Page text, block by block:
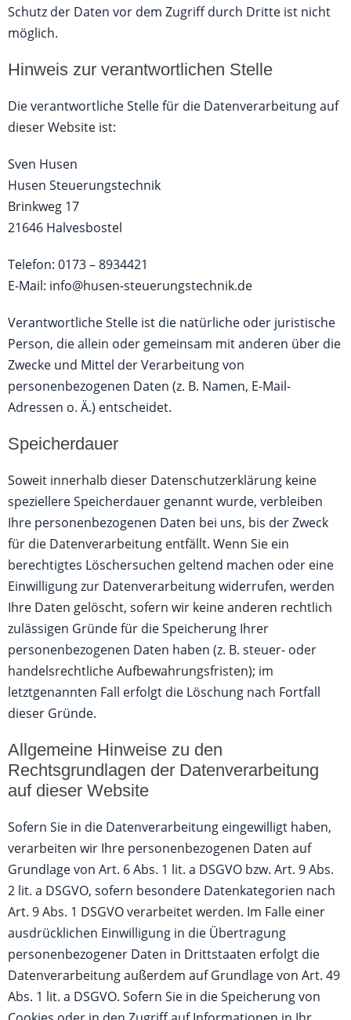
Schutz der Daten vor dem Zugriff durch Dritte ist nicht
möglich.
Hinweis zur verantwortlichen Stelle
Die verantwortliche Stelle für die Datenverarbeitung auf
dieser Website ist:
Sven Husen
Husen Steuerungstechnik
Brinkweg 17
21646 Halvesbostel
Telefon: 0173 – 8934421
E-Mail: info@husen-steuerungstechnik.de
Verantwortliche Stelle ist die natürliche oder juristische
Person, die allein oder gemeinsam mit anderen über die
Zwecke und Mittel der Verarbeitung von
personenbezogenen Daten (z. B. Namen, E-Mail-
Adressen o. Ä.) entscheidet.
Speicherdauer
Soweit innerhalb dieser Datenschutzerklärung keine
speziellere Speicherdauer genannt wurde, verbleiben
Ihre personenbezogenen Daten bei uns, bis der Zweck
für die Datenverarbeitung entfällt. Wenn Sie ein
berechtigtes Löschersuchen geltend machen oder eine
Einwilligung zur Datenverarbeitung widerrufen, werden
Ihre Daten gelöscht, sofern wir keine anderen rechtlich
zulässigen Gründe für die Speicherung Ihrer
personenbezogenen Daten haben (z. B. steuer- oder
handelsrechtliche Aufbewahrungsfristen); im
letztgenannten Fall erfolgt die Löschung nach Fortfall
dieser Gründe.
Allgemeine Hinweise zu den
Rechtsgrundlagen der Datenverarbeitung
auf dieser Website
Sofern Sie in die Datenverarbeitung eingewilligt haben,
verarbeiten wir Ihre personenbezogenen Daten auf
Grundlage von Art. 6 Abs. 1 lit. a DSGVO bzw. Art. 9 Abs.
2 lit. a DSGVO, sofern besondere Datenkategorien nach
Art. 9 Abs. 1 DSGVO verarbeitet werden. Im Falle einer
ausdrücklichen Einwilligung in die Übertragung
personenbezogener Daten in Drittstaaten erfolgt die
Datenverarbeitung außerdem auf Grundlage von Art. 49
Abs. 1 lit. a DSGVO. Sofern Sie in die Speicherung von